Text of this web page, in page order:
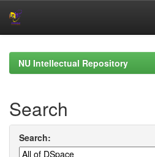
navigationNU Intellectual Repository
Search
Search: